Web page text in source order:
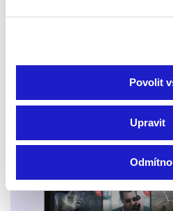
Povolit
Upravit
Smart TV - Android,